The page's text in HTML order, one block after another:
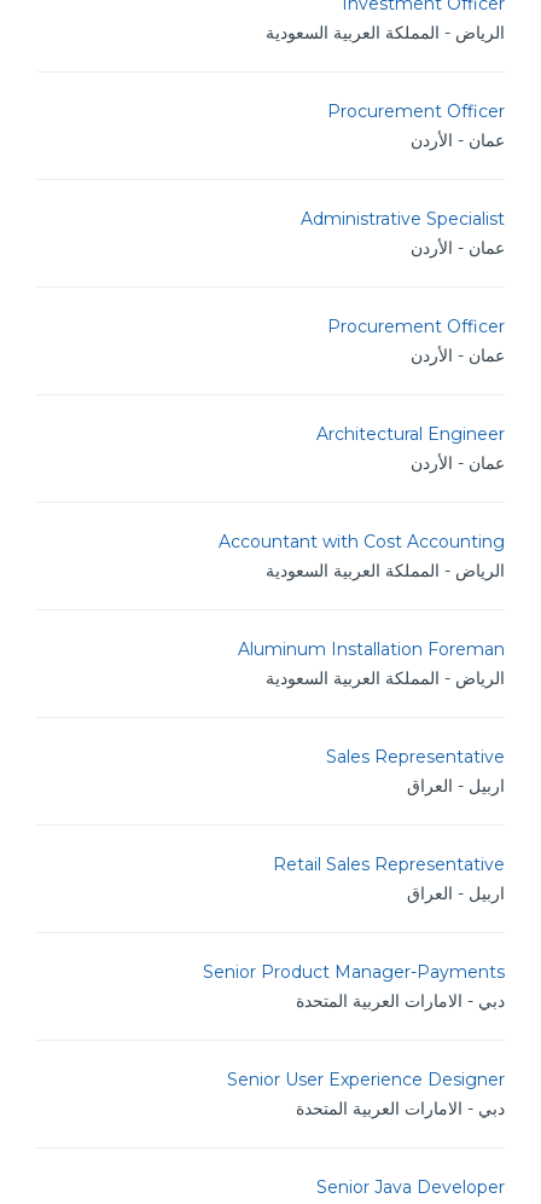
الرياض - المملكة العربية السعودية
Procurement Officer
عمان - الأردن
Administrative Specialist
عمان - الأردن
Procurement Officer
عمان - الأردن
Architectural Engineer
عمان - الأردن
Accountant with Cost Accounting
الرياض - المملكة العربية السعودية
Aluminum Installation Foreman
الرياض - المملكة العربية السعودية
Sales Representative
اربيل - العراق
Retail Sales Representative
اربيل - العراق
Senior Product Manager-Payments
دبي - الامارات العربية المتحدة
Senior User Experience Designer
دبي - الامارات العربية المتحدة
Senior Java Developer